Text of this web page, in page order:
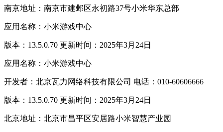
南京地址：南京市建邺区永初路37号小米华东总部
应用名称：小米游戏中心
版本：13.5.0.70 更新时间：2025年3月24日
应用名称：小米游戏中心
开发者：北京瓦力网络科技有限公司 电话：010-60606666
版本：13.5.0.70 更新时间：2025年3月24日
北京地址：北京市昌平区安居路小米智慧产业园